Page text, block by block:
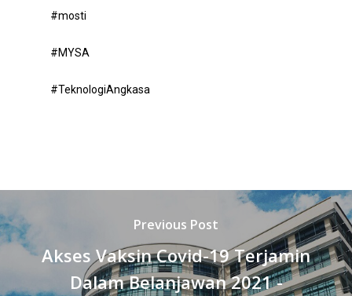
#mosti
#MYSA
#TeknologiAngkasa
Previous Post
Akses Vaksin Covid-19 Terjamin
Dalam Belanjawan 2021 -